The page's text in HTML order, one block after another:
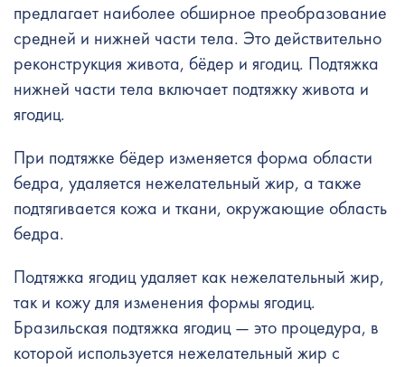
предлагает наиболее обширное преобразование
средней и нижней части тела. Это действительно
реконструкция живота, бёдер и ягодиц. Подтяжка
нижней части тела включает подтяжку живота и
ягодиц.
При подтяжке бёдер изменяется форма области
бедра, удаляется нежелательный жир, а также
подтягивается кожа и ткани, окружающие область
бедра.
Подтяжка ягодиц удаляет как нежелательный жир,
так и кожу для изменения формы ягодиц.
Бразильская подтяжка ягодиц — это процедура, в
которой используется нежелательный жир с